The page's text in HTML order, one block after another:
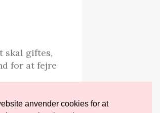
skal giftes,
for at fejre
anvender cookies for at